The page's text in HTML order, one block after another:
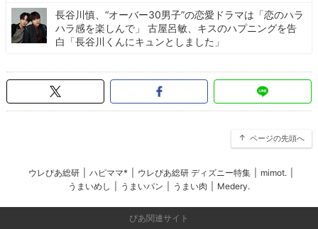
長谷川慎、“オーバー30男子”の恋愛ドラマは「恋のハラ
ハラ感を楽しんで」 古屋呂敏、キスのハプニングを告
白「長谷川くんにキュンとしました」
ページの先頭へ
ウレぴあ総研 ハピママ* ウレぴあ総研 ディズニー特集 mimot.
うまいめし
うまいパン うまい肉 Medery.
ぴあ関連サイト